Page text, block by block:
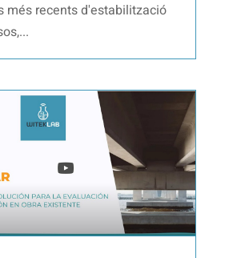
més recents d'estabilització